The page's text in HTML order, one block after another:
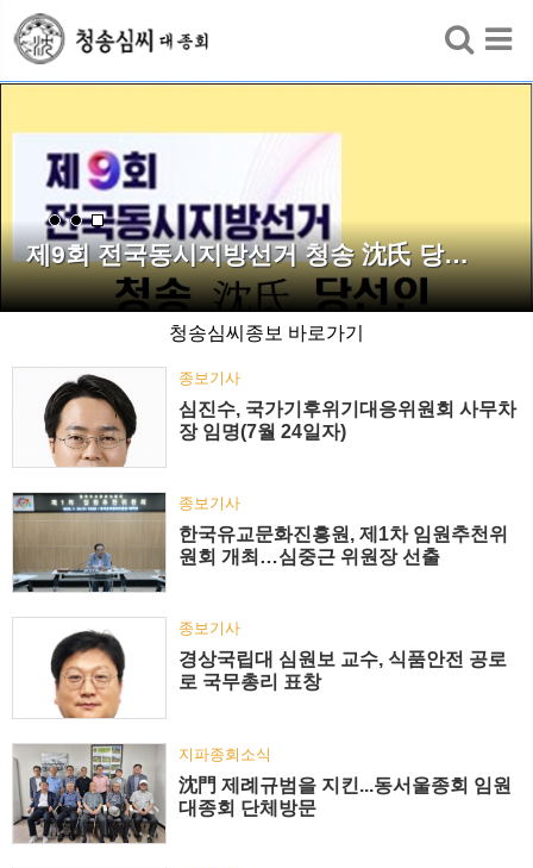
1545년 간행된 청송심씨 '을사보'…학…
청송심씨종보 바로가기
종보기사
심진수, 국가기후위기대응위원회 사무차
장 임명(7월 24일자)
종보기사
한국유교문화진흥원, 제1차 임원추천위
원회 개최…심중근 위원장 선출
종보기사
경상국립대 심원보 교수, 식품안전 공로
로 국무총리 표창
지파종회소식
沈門 제례규범을 지킨...동서울종회 임원
대종회 단체방문